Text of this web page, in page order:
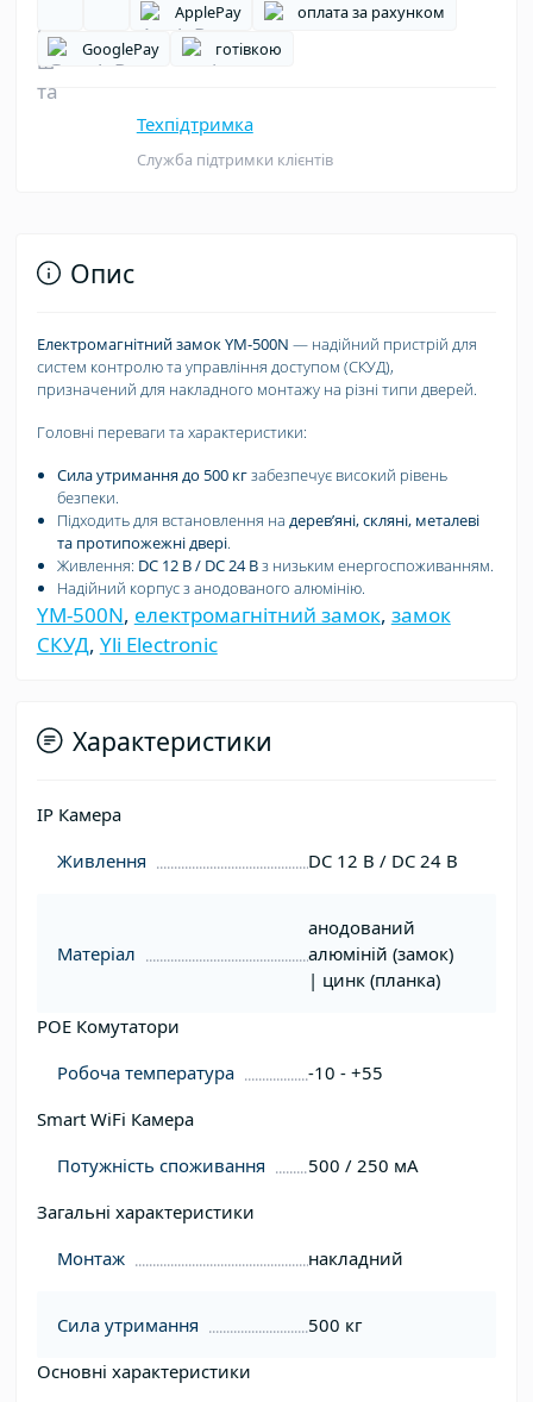
ApplePay
оплата за рахунком
GooglePay
готівкою
Техпідтримка
Служба підтримки клієнтів
Опис
Електромагнітний замок YM-500N — надійний пристрій для
систем контролю та управління доступом (СКУД),
призначений для накладного монтажу на різні типи дверей.
Головні переваги та характеристики:
Сила утримання до 500 кгзабезпечує високий рівень
безпеки.
Підходить для встановлення на деревʼяні, скляні, металеві
та протипожежні двері.
Живлення: DC 12 В / DC 24 Вз низьким енергоспоживанням.
Надійний корпус з анодованого алюмінію.
YM-500N, електромагнітний замок, замок
СКУД, Yli Electronic
Характеристики
IP Камера
Живлення
DC 12 В / DC 24 В
Матеріал
анодований
алюміній (замок)
| цинк (планка)
POE Комутатори
Робоча температура
-10 - +55
Smart WiFi Камера
Потужність споживання
500 / 250 мА
Загальні характеристики
Монтаж
накладний
Сила утримання
500 кг
Основні характеристики